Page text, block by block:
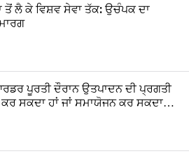
ਤੋਂ ਲੈ ਕੇ ਵਿਸ਼ਵ ਸੇਵਾ ਤੱਕ: ਉਚੰਪਕ ਦਾ
ਪੂਰਤੀ ਦੌਰਾਨ ਉਤਪਾਦਨ ਦੀ ਪ੍ਰਗਤੀ
ਕਰ ਸਕਦਾ ਹਾਂ ਜਾਂ ਸਮਾਯੋਜਨ ਕਰ ਸਕਦਾ